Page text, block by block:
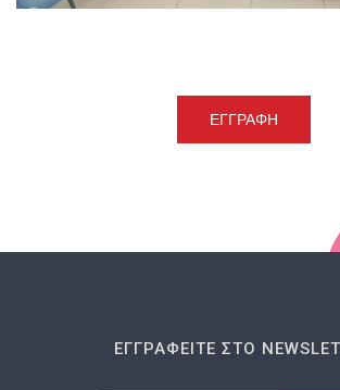
ΕΓΓΡΑΦΉ
ΕΓΓΡΑΦΕΊΤΕ ΣΤΟ